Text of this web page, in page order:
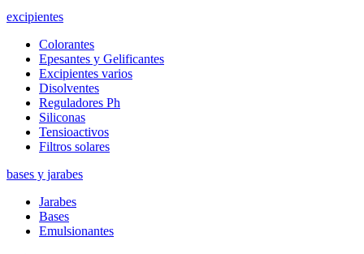
excipientes
Colorantes
Epesantes y Gelificantes
Excipientes varios
Disolventes
Reguladores Ph
Siliconas
Tensioactivos
Filtros solares
bases y jarabes
Jarabes
Bases
Emulsionantes